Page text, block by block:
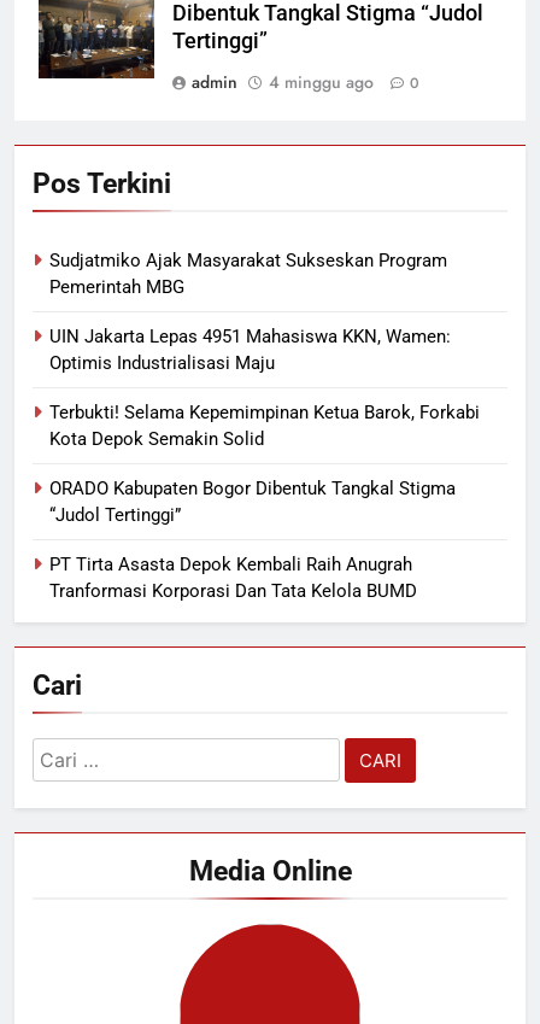
Dibentuk Tangkal Stigma “Judol
Tertinggi”
admin
4 minggu ago 0
Pos Terkini
Sudjatmiko Ajak Masyarakat Sukseskan Program
Pemerintah MBG
UIN Jakarta Lepas 4951 Mahasiswa KKN, Wamen:
Optimis Industrialisasi Maju
Terbukti! Selama Kepemimpinan Ketua Barok, Forkabi
Kota Depok Semakin Solid
ORADO Kabupaten Bogor Dibentuk Tangkal Stigma
“Judol Tertinggi”
PT Tirta Asasta Depok Kembali Raih Anugrah
Tranformasi Korporasi Dan Tata Kelola BUMD
Cari
Cari
untuk:
Media Online